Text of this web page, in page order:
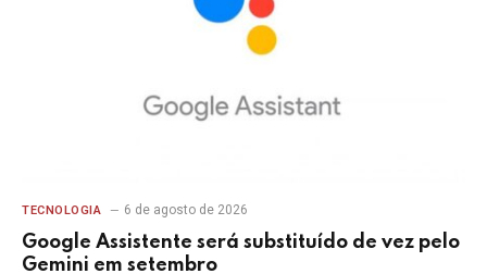
TECNOLOGIA 6 de agosto de 2026
Google Assistente será substituído de vez pelo
Gemini em setembro